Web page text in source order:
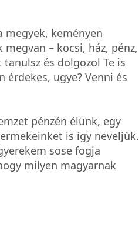
keményen
– kocsi, ház, pénz,
és dolgozol Te is
ugye? Venni és
pénzén élünk, egy
is így neveljük.
sose fogja
milyen magyarnak